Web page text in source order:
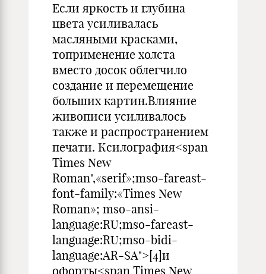
Если яркость и глубина
цвета усиливалась
масляными красками,
топрименение холста
вместо досок облегчило
создание и перемещение
больших картин.Влияние
живописи усиливалось
также и распространением
печати. Ксилография<span
Times New
Roman",«serif»;mso-fareast-
font-family:«Times New
Roman»; mso-ansi-
language:RU;mso-fareast-
language:RU;mso-bidi-
language:AR-SA">[4]и
офорты<span Times New